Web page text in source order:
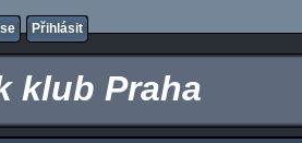
Přihlásit
klub Praha